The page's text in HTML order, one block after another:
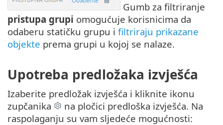
Gumb za filtriranje
pristupa grupi omogućuje korisnicima da
odaberu statičku grupu i filtriraju prikazane
objekte prema grupi u kojoj se nalaze.
Upotreba predložaka izvješća
Izaberite predložak izvješća i kliknite ikonu
zupčanika
na pločici predloška izvješća. Na
raspolaganju su vam sljedeće mogućnosti: